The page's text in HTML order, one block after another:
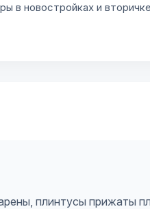
новостройках и
плинтусы прижаты